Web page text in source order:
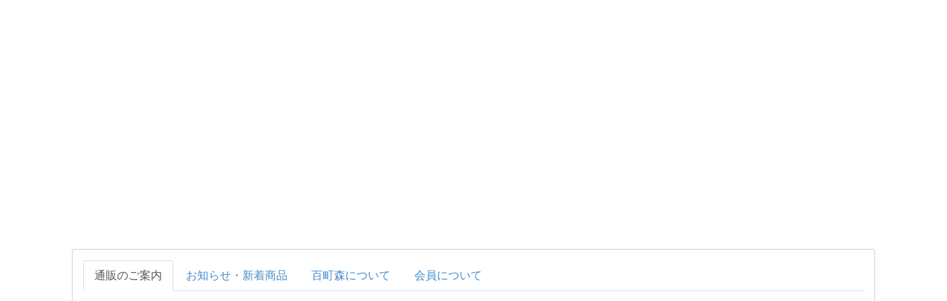
通販のご案内 お知らせ・新着商品 百町森について 会員について